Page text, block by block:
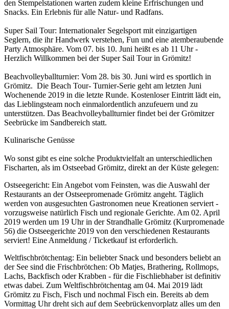
den Stempelstationen warten zudem kleine Erfrischungen und
Snacks. Ein Erlebnis für alle Natur- und Radfans.
Super Sail Tour: Internationaler Segelsport mit einzigartigen
Seglern, die ihr Handwerk verstehen, Fun und eine atemberaubende
Party Atmosphäre. Vom 07. bis 10. Juni heißt es ab 11 Uhr -
Herzlich Willkommen bei der Super Sail Tour in Grömitz!
Beachvolleyballturnier: Vom 28. bis 30. Juni wird es sportlich in
Grömitz. Die Beach Tour- Turnier-Serie geht am letzten Juni
Wochenende 2019 in die letzte Runde. Kostenloser Eintritt lädt ein,
das Lieblingsteam noch einmalordentlich anzufeuern und zu
unterstützen. Das Beachvolleyballturnier findet bei der Grömitzer
Seebrücke im Sandbereich statt.
Kulinarische Genüsse
Wo sonst gibt es eine solche Produktvielfalt an unterschiedlichen
Fischarten, als im Ostseebad Grömitz, direkt an der Küste gelegen:
Ostseegericht: Ein Angebot vom Feinsten, was die Auswahl der
Restaurants an der Ostseepromenade Grömitz angeht. Täglich
werden von ausgesuchten Gastronomen neue Kreationen serviert -
vorzugsweise natürlich Fisch und regionale Gerichte. Am 02. April
2019 werden um 19 Uhr in der Strandhalle Grömitz (Kurpromenade
56) die Ostseegerichte 2019 von den verschiedenen Restaurants
serviert! Eine Anmeldung / Ticketkauf ist erforderlich.
Weltfischbrötchentag: Ein beliebter Snack und besonders beliebt an
der See sind die Frischbrötchen: Ob Matjes, Brathering, Rollmops,
Lachs, Backfisch oder Krabben - für die Fischliebhaber ist definitiv
etwas dabei. Zum Weltfischbrötchentag am 04. Mai 2019 lädt
Grömitz zu Fisch, Fisch und nochmal Fisch ein. Bereits ab dem
Vormittag Uhr dreht sich auf dem Seebrückenvorplatz alles um den